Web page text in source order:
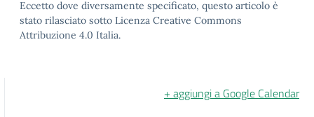
Eccetto dove diversamente specificato, questo articolo è
stato rilasciato sotto Licenza Creative Commons
Attribuzione 4.0 Italia.
+ aggiungi a Google Calendar